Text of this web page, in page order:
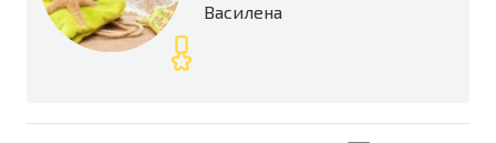
Василена